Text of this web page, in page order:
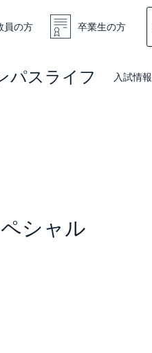
員の方 卒業生の方
パスライフ 入試情報
ペシャル